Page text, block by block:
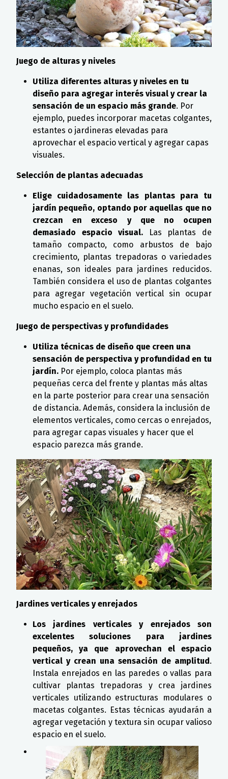
Juego de alturas y niveles
Utiliza diferentes alturas y niveles en tu
diseño para agregar interés visual y crear la
sensación de un espacio más grande. Por
ejemplo, puedes incorporar macetas colgantes,
estantes o jardineras elevadas para
aprovechar el espacio vertical y agregar capas
visuales.
Selección de plantas adecuadas
Elige cuidadosamente las plantas para tu
jardín pequeño, optando por aquellas que no
crezcan en exceso y que no ocupen
demasiado espacio visual. Las plantas de
tamaño compacto, como arbustos de bajo
crecimiento, plantas trepadoras o variedades
enanas, son ideales para jardines reducidos.
También considera el uso de plantas colgantes
para agregar vegetación vertical sin ocupar
mucho espacio en el suelo.
Juego de perspectivas y profundidades
Utiliza técnicas de diseño que creen una
sensación de perspectiva y profundidad en tu
jardín. Por ejemplo, coloca plantas más
pequeñas cerca del frente y plantas más altas
en la parte posterior para crear una sensación
de distancia. Además, considera la inclusión de
elementos verticales, como cercas o enrejados,
para agregar capas visuales y hacer que el
espacio parezca más grande.
Jardines verticales y enrejados
Los jardines verticales y enrejados son
excelentes soluciones para jardines
pequeños, ya que aprovechan el espacio
vertical y crean una sensación de amplitud.
Instala enrejados en las paredes o vallas para
cultivar plantas trepadoras y crea jardines
verticales utilizando estructuras modulares o
macetas colgantes. Estas técnicas ayudarán a
agregar vegetación y textura sin ocupar valioso
espacio en el suelo.